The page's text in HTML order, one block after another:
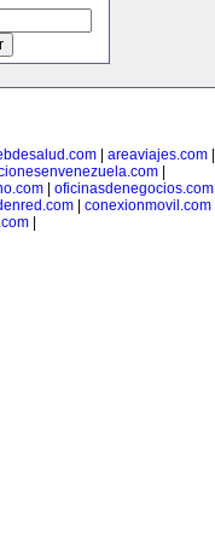
areaviajes.com
oficinasdenegocios.com
| conexionmovil.com|
|